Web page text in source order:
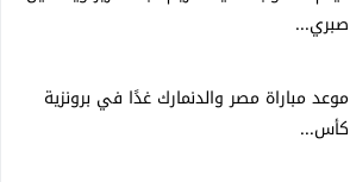
صبري...
موعد مباراة مصر والدنمارك غدًا في برونزية
كأس...